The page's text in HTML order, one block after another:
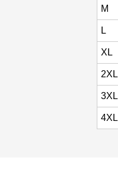
M
L
XL
2XL
3XL
4XL